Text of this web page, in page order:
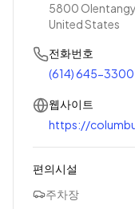
5800
United States
전화번호
(614) 645-3300
웹사이트
https://
편의시설
주차장